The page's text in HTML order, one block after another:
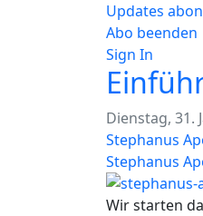
Updates
Abo beenden
Sign In
Dienstag, 31.
Stephanus
Stephanus
Wir starten